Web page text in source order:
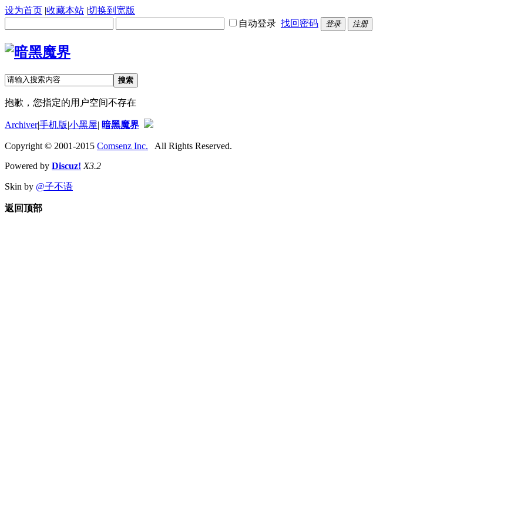
设为首页 |收藏本站 |切换到宽版
自动登录 找回密码 登录 注册
搜索
抱歉，您指定的用户空间不存在
Archiver|手机版|小黑屋| 暗黑魔界
Copyright © 2001-2015 Comsenz Inc. All Rights Reserved.
Powered by Discuz! X3.2
Skin by @子不语
返回顶部